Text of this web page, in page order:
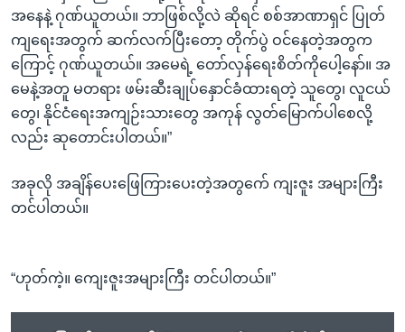
အနေနဲ့ ဂုဏ်ယူတယ်။ ဘာဖြစ်လို့လဲ ဆိုရင် စစ်အာဏာရှင် ပြုတ်
ကျရေးအတွက် ဆက်လက်ပြီးတော့ တိုက်ပွဲ ဝင်နေတဲ့အတွက
ကြောင့် ဂုဏ်ယူတယ်။ အမေရဲ့ တော်လှန်ရေးစိတ်ကိုပေါ့နော်။ အ
မေနဲ့အတူ မတရား ဖမ်းဆီးချုပ်နှောင်ခံထားရတဲ့ သူတွေ၊ လူငယ်
တွေ၊ နိုင်ငံရေးအကျဉ်းသားတွေ အကုန် လွတ်မြောက်ပါစေလို့
လည်း ဆုတောင်းပါတယ်။”
အခုလို အချိန်ပေးဖြေကြားပေးတဲ့အတွက်ေ ကျးဇူး အများကြီး
တင်ပါတယ်။
“ဟုတ်ကဲ့။ ကျေးဇူးအများကြီး တင်ပါတယ်။”